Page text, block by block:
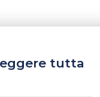
tutta